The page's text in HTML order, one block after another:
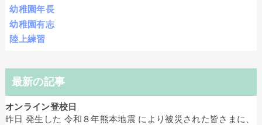
幼稚園年長
幼稚園有志
陸上練習
最新の記事
オンライン登校日
昨日 発生した 令和８年熊本地震 により被災された皆さまに、